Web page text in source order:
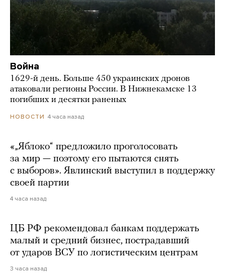
Война
1629-й день. Больше 450 украинских дронов
атаковали регионы России. В Нижнекамске 13
погибших и десятки раненых
НОВОСТИ 4 часа назад
«„Яблоко“ предложило проголосовать
за мир — поэтому его пытаются снять
с выборов». Явлинский выступил в поддержку
своей партии
4 часа назад
ЦБ РФ рекомендовал банкам поддержать
малый и средний бизнес, пострадавший
от ударов ВСУ по логистическим центрам
3 часа назад